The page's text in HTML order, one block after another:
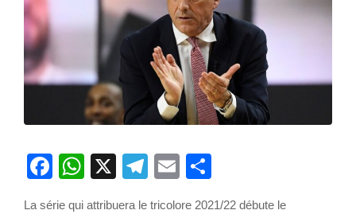
Facebook
WhatsApp
X Telegram
Email
La série qui attribuera le tricolore 2021/22 débute le